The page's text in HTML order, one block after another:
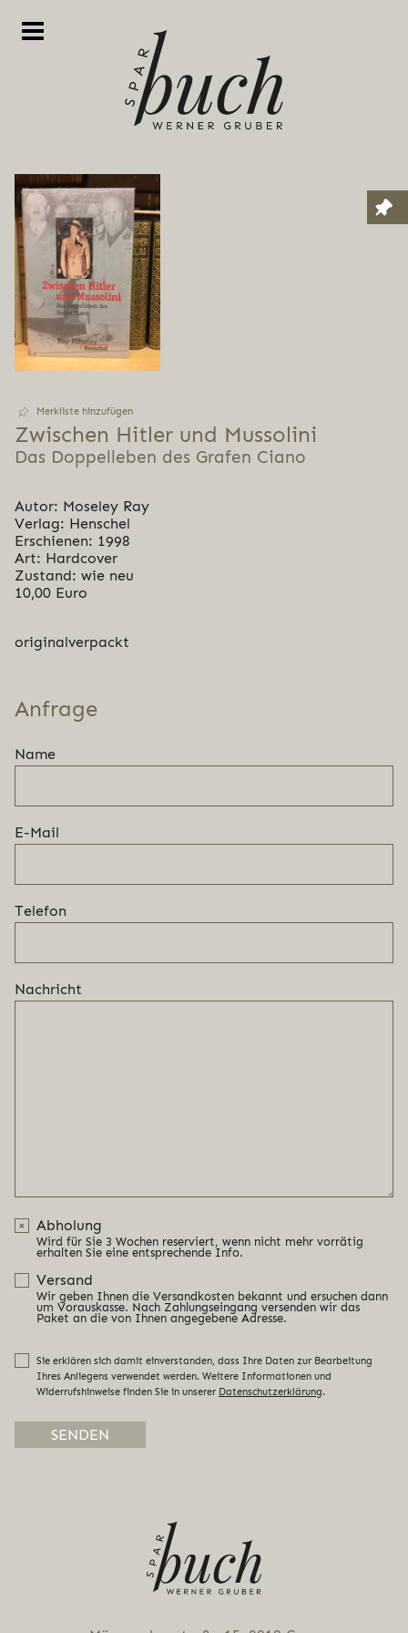
Merkliste hinzufügen
Zwischen Hitler und Mussolini
Das Doppelleben des Grafen Ciano
Autor: Moseley Ray
Verlag: Henschel
Erschienen: 1998
Art: Hardcover
Zustand: wie neu
10,00 Euro
originalverpackt
Anfrage
Name
E-Mail
Telefon
Nachricht
Abholung
Wird für Sie 3 Wochen reserviert, wenn nicht mehr vorrätig
erhalten Sie eine entsprechende Info.
Versand
Wir geben Ihnen die Versandkosten bekannt und ersuchen dann
um Vorauskasse. Nach Zahlungseingang versenden wir das
Paket an die von Ihnen angegebene Adresse.
Sie erklären sich damit einverstanden, dass Ihre Daten zur Bearbeitung
Ihres Anliegens verwendet werden. Weitere Informationen und
Widerrufshinweise finden Sie in unserer Datenschutzerklärung.